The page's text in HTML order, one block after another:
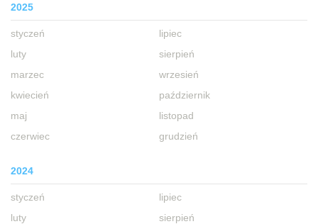
2025
styczeń
luty
marzec
kwiecień
maj
czerwiec
lipiec
sierpień
wrzesień
październik
listopad
grudzień
2024
styczeń
luty
lipiec
sierpień